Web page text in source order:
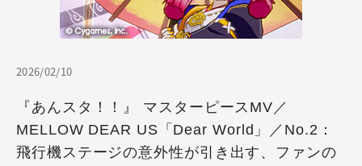
2026/02/10
『あんスタ！！』 マスターピースMV／
MELLOW DEAR US「Dear World」／No.2：
飛行機ステージの意外性が引き出す、ファンの